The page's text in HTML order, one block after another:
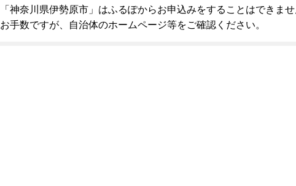
「神奈川県伊勢原市」はふるぽからお申込みをすることはできま
お手数ですが、自治体のホームページ等をご確認ください。